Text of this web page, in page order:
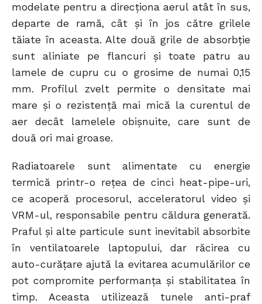
modelate pentru a direcționa aerul atât în sus,
departe de ramă, cât și în jos către grilele
tăiate în aceasta. Alte două grile de absorbție
sunt aliniate pe flancuri și toate patru au
lamele de cupru cu o grosime de numai 0,15
mm. Profilul zvelt permite o densitate mai
mare și o rezistență mai mică la curentul de
aer decât lamelele obișnuite, care sunt de
două ori mai groase.
Radiatoarele sunt alimentate cu energie
termică printr-o rețea de cinci heat-pipe-uri,
ce acoperă procesorul, acceleratorul video și
VRM-ul, responsabile pentru căldura generată.
Praful și alte particule sunt inevitabil absorbite
în ventilatoarele laptopului, dar răcirea cu
auto-curățare ajută la evitarea acumulărilor ce
pot compromite performanța și stabilitatea în
timp. Aceasta utilizează tunele anti-praf